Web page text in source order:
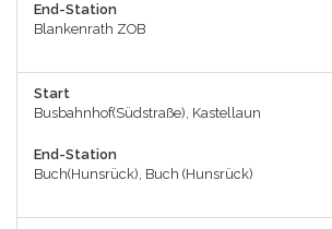
End-Station
Blankenrath ZOB
Start
Busbahnhof(Südstraße), Kastellaun
End-Station
Buch(Hunsrück), Buch (Hunsrück)